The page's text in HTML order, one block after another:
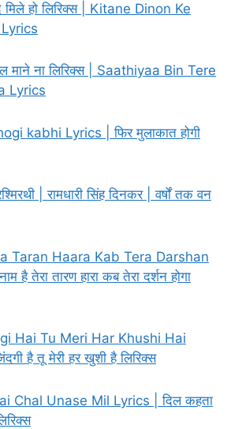
मिले हो लिरिक्स | Kitane Dinon Ke
माने ना लिरिक्स | Saathiyaa Bin Tere
Lyrics
kabhi Lyrics | फिर मुलाकात होगी
| रामधारी सिंह दिनकर | वर्षों तक वन
Taran Haara Kab Tera Darshan
है तेरा तारण हारा कब तेरा दर्शन होगा
Hai Tu Meri Har Khushi Hai
है तू मेरी हर खुशी है लिरिक्स
Chal Unase Mil Lyrics | दिल कहता